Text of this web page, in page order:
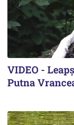
VIDEO -
Putna